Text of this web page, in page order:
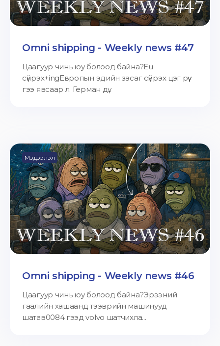
Omni shipping - Weekly news #47
Цаагуур чинь юу болоод байна?Eu
сүйрэх+ingЕвропын эдийн засаг сүйрэх цэг рүү
гээ явсаар л. Герман дү...
Мэдээлэл
Omni shipping - Weekly news #46
Цаагуур чинь юу болоод байна?Эрээний
гаалийн хашаанд тээврийн машинууд
шатав0084 гээд volvo шатчихла...